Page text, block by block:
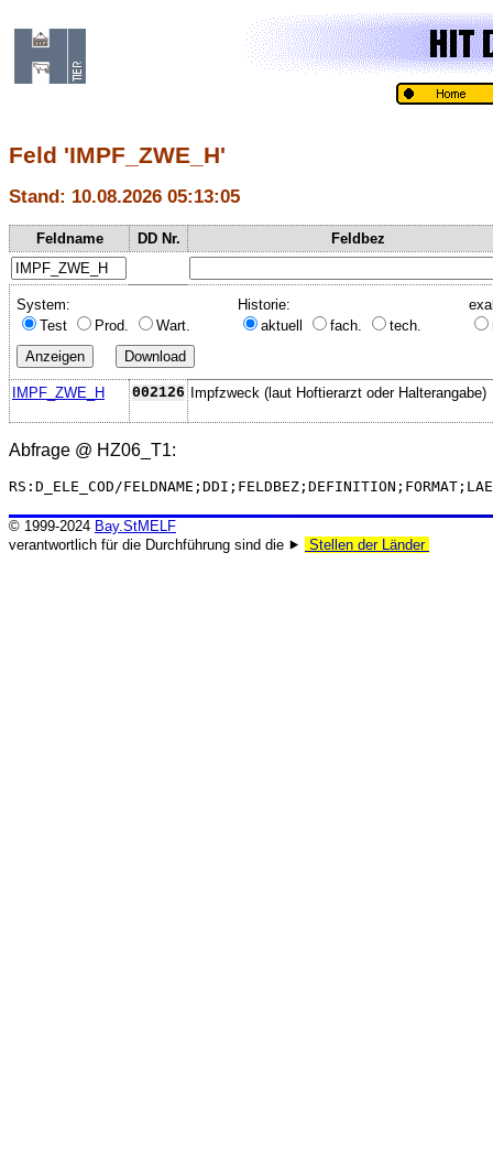
Feld 'IMPF_ZWE_H'
Stand: 10.08.2026 05:13:05
Feldname DD Nr. Feldbez
System:
Test
Prod. Wart.
Historie:
aktuell
fach. tech.
IMPF_ZWE_H 002126 Impfzweck (laut Hoftierarzt oder Halterangabe)
Abfrage @ HZ06_T1:
RS:D_ELE_COD/
© 1999-2024 Bay.StMELF
verantwortlich für die Durchführung sind die ⯈
Stellen der Länder